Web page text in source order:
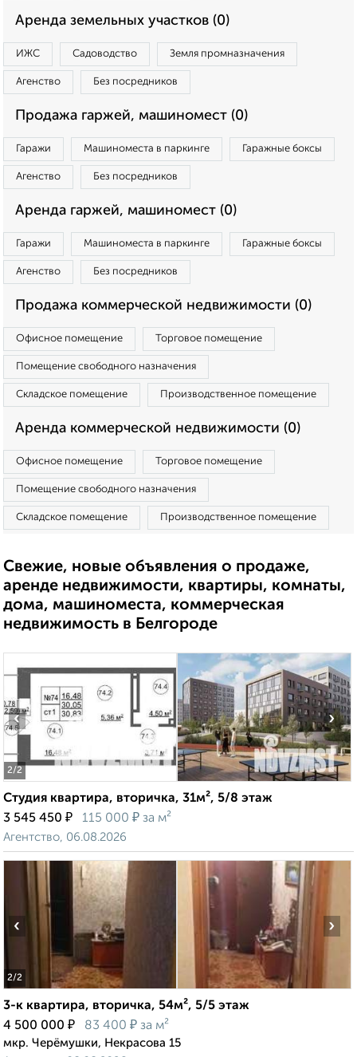
Аренда земельных участков (0)
ИЖС Садоводство Земля промназначения
Агенство Без посредников
Продажа гаржей, машиномест (0)
Гаражи Машиноместа в паркинге Гаражные боксы
Агенство Без посредников
Аренда гаржей, машиномест (0)
Гаражи Машиноместа в паркинге Гаражные боксы
Агенство Без посредников
Продажа коммерческой недвижимости (0)
Офисное помещение Торговое помещение
Помещение свободного назначения
Складское помещение Производственное помещение
Аренда коммерческой недвижимости (0)
Офисное помещение Торговое помещение
Помещение свободного назначения
Складское помещение Производственное помещение
Свежие, новые объявления о продаже,
аренде недвижимости, квартиры, комнаты,
дома, машиноместа, коммерческая
недвижимость в Белгороде
2/2
‹ ›
Студия квартира, вторичка, 31м², 5/8 этаж
3 545 450 ₽ 115 000 ₽ за м²
Агентство, 06.08.2026
2/2
‹ ›
3-к квартира, вторичка, 54м², 5/5 этаж
4 500 000 ₽ 83 400 ₽ за м²
мкр. Черёмушки, Некрасова 15